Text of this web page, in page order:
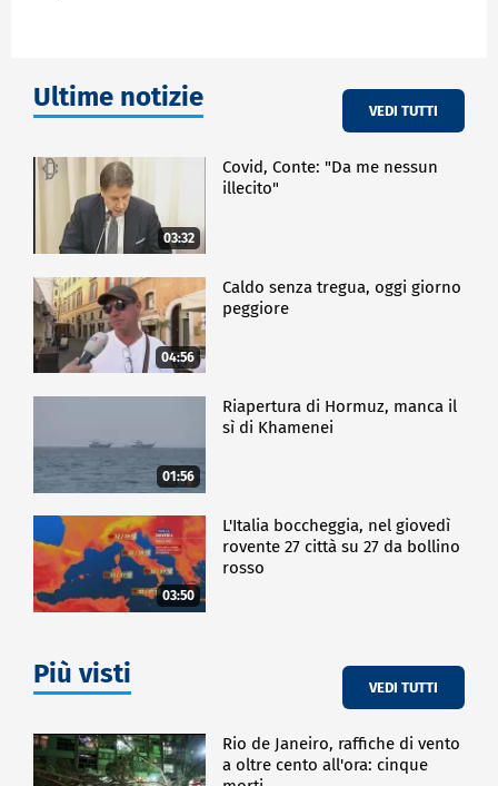
Ultime notizie VEDI TUTTI
03:32
Covid, Conte: "Da me nessun
illecito"
04:56
Caldo senza tregua, oggi giorno
peggiore
01:56
Riapertura di Hormuz, manca il
sì di Khamenei
03:50
L'Italia boccheggia, nel giovedì
rovente 27 città su 27 da bollino
rosso
Più visti VEDI TUTTI
Rio de Janeiro, raffiche di vento
a oltre cento all'ora: cinque